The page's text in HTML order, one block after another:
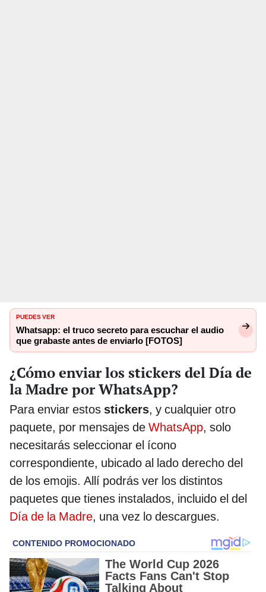
PUEDES VER
Whatsapp: el truco secreto para escuchar el audio
que grabaste antes de enviarlo [FOTOS]
¿Cómo enviar los stickers del Día de
la Madre por WhatsApp?
Para enviar estos stickers, y cualquier otro
paquete, por mensajes de WhatsApp, solo
necesitarás seleccionar el ícono
correspondiente, ubicado al lado derecho del
de los emojis. Allí podrás ver los distintos
paquetes que tienes instalados, incluido el del
Día de la Madre, una vez lo descargues.